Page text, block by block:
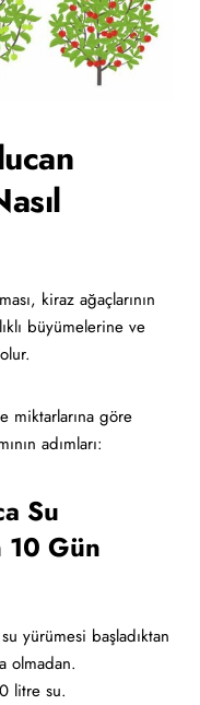
kiraz ağaçlarının
büyümelerine ve
miktarlarına göre
adımları:
Su
10 Gün
yürümesi başladıktan
olmadan.
litre su.